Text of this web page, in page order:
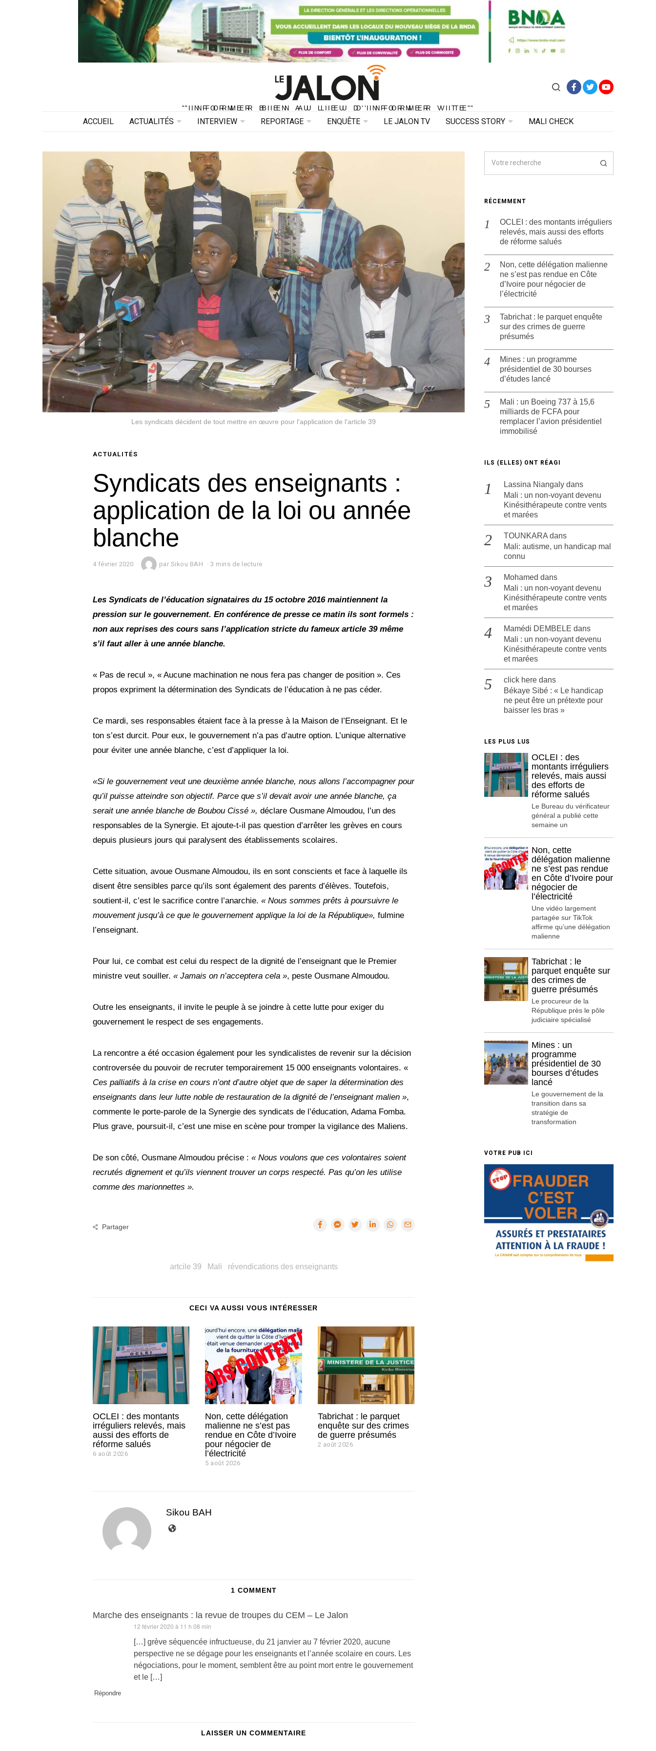
"INFORMER BIEN AU LIEU D'INFORMER VITE"
"INFORMER BIEN AU LIEU D'INFORMER VITE"
ACCUEIL ACTUALITÉS INTERVIEW REPORTAGE ENQUÊTE LE JALON TV SUCCESS STORY MALI CHECK
Les syndicats décident de tout mettre en œuvre pour l'application de l'article 39
ACTUALITÉS
Syndicats des enseignants :
application de la loi ou année
blanche
4 février 2020
r
e
r
2
0
par Sikou BAH 3 mins de lecture
Les Syndicats de l’éducation signataires du 15 octobre 2016 maintiennent la
pression sur le gouvernement. En conférence de presse ce matin ils sont formels :
non aux reprises des cours sans l’application stricte du fameux article 39 même
s’il faut aller à une année blanche.
« Pas de recul », « Aucune machination ne nous fera pas changer de position ». Ces
propos expriment la détermination des Syndicats de l’éducation à ne pas céder.
Ce mardi, ses responsables étaient face à la presse à la Maison de l’Enseignant. Et le
ton s’est durcit. Pour eux, le gouvernement n’a pas d’autre option. L’unique alternative
pour éviter une année blanche, c’est d’appliquer la loi.
«Si le gouvernement veut une deuxième année blanche, nous allons l’accompagner pour
qu’il puisse atteindre son objectif. Parce que s’il devait avoir une année blanche, ça
serait une année blanche de Boubou Cissé », déclare Ousmane Almoudou, l’un des
responsables de la Synergie. Et ajoute-t-il pas question d’arrêter les grèves en cours
depuis plusieurs jours qui paralysent des établissements scolaires.
Cette situation, avoue Ousmane Almoudou, ils en sont conscients et face à laquelle ils
disent être sensibles parce qu’ils sont également des parents d’élèves. Toutefois,
soutient-il, c’est le sacrifice contre l’anarchie. « Nous sommes prêts à poursuivre le
mouvement jusqu’à ce que le gouvernement applique la loi de la République», fulmine
l’enseignant.
Pour lui, ce combat est celui du respect de la dignité de l’enseignant que le Premier
ministre veut souiller. « Jamais on n’acceptera cela », peste Ousmane Almoudou.
Outre les enseignants, il invite le peuple à se joindre à cette lutte pour exiger du
gouvernement le respect de ses engagements.
La rencontre a été occasion également pour les syndicalistes de revenir sur la décision
controversée du pouvoir de recruter temporairement 15 000 enseignants volontaires. «
Ces palliatifs à la crise en cours n’ont d’autre objet que de saper la détermination des
enseignants dans leur lutte noble de restauration de la dignité de l’enseignant malien »,
commente le porte-parole de la Synergie des syndicats de l’éducation, Adama Fomba.
Plus grave, poursuit-il, c’est une mise en scène pour tromper la vigilance des Maliens.
De son côté, Ousmane Almoudou précise : « Nous voulons que ces volontaires soient
recrutés dignement et qu’ils viennent trouver un corps respecté. Pas qu’on les utilise
comme des marionnettes ».
Partager
artcile 39 Mali révendications des enseignants
CECI VA AUSSI VOUS INTÉRESSER
OCLEI : des montants
irréguliers relevés, mais
aussi des efforts de
réforme salués
6 août 2026
Non, cette délégation
malienne ne s’est pas
rendue en Côte d’Ivoire
pour négocier de
l’électricité
5 août 2026
Tabrichat : le parquet
enquête sur des crimes
de guerre présumés
2 août 2026
Sikou BAH
1 COMMENT
Marche des enseignants : la revue de troupes du CEM – Le Jalon
12 février 2020 à 11 h 08 min
[…] grève séquencée infructueuse, du 21 janvier au 7 février 2020, aucune
perspective ne se dégage pour les enseignants et l’année scolaire en cours. Les
négociations, pour le moment, semblent être au point mort entre le gouvernement
et le […]
Répondre
LAISSER UN COMMENTAIRE
RÉCEMMENT
OCLEI : des montants irréguliers
relevés, mais aussi des efforts
de réforme salués
Non, cette délégation malienne
ne s’est pas rendue en Côte
d’Ivoire pour négocier de
l’électricité
Tabrichat : le parquet enquête
sur des crimes de guerre
présumés
Mines : un programme
présidentiel de 30 bourses
d’études lancé
Mali : un Boeing 737 à 15,6
milliards de FCFA pour
remplacer l’avion présidentiel
immobilisé
ILS (ELLES) ONT RÉAGI
Lassina Niangaly dans
Mali : un non-voyant devenu
Kinésithérapeute contre vents
et marées
TOUNKARA dans
Mali: autisme, un handicap mal
connu
Mohamed dans
Mali : un non-voyant devenu
Kinésithérapeute contre vents
et marées
Mamédi DEMBELE dans
Mali : un non-voyant devenu
Kinésithérapeute contre vents
et marées
click here dans
Békaye Sibé : « Le handicap
ne peut être un prétexte pour
baisser les bras »
LES PLUS LUS
OCLEI : des
montants irréguliers
relevés, mais aussi
des efforts de
réforme salués
Le Bureau du vérificateur
général a publié cette
semaine un
Non, cette
délégation malienne
ne s’est pas rendue
en Côte d’Ivoire pour
négocier de
l’électricité
Une vidéo largement
partagée sur TikTok
affirme qu’une délégation
malienne
Tabrichat : le
parquet enquête sur
des crimes de
guerre présumés
Le procureur de la
République près le pôle
judiciaire spécialisé
Mines : un
programme
présidentiel de 30
bourses d’études
lancé
Le gouvernement de la
transition dans sa
stratégie de
transformation
VOTRE PUB ICI